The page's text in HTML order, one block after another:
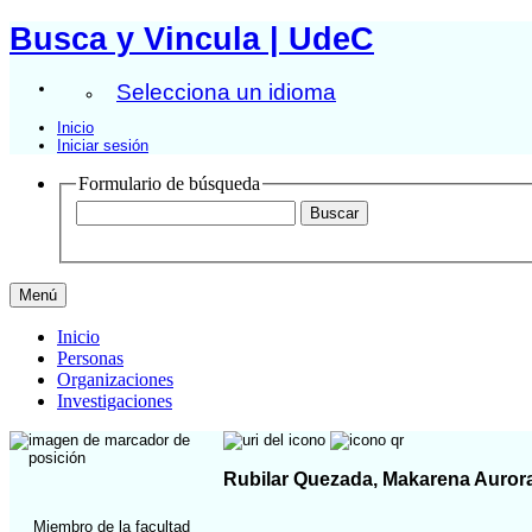
Busca y Vincula | UdeC
Selecciona un idioma
Inicio
Iniciar sesión
Formulario de búsqueda
Menú
Inicio
Personas
Organizaciones
Investigaciones
Rubilar Quezada, Makarena
Miembro de la facultad